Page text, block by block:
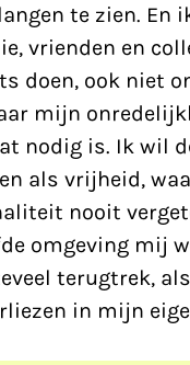
te zien. En
vrienden en
doen, ook niet
mijn
nodig is. Ik wil
als vrijheid,
nooit
omgeving mij
terugtrek,
in mijn